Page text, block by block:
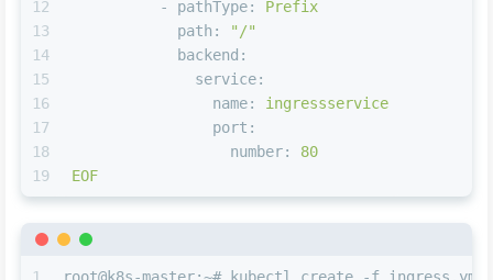
12
13
14
15
16
17
18
19
-
pathType:
Prefix
path:
"/"
backend:
service:
name:
ingressservice
port:
number:
80
EOF